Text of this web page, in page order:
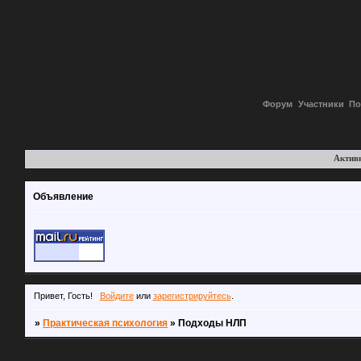
Форум Участники
Объявление
Привет, Гость! Войдитеили зарегистрируйтесь.
» Практическая психология » Подходы НЛП